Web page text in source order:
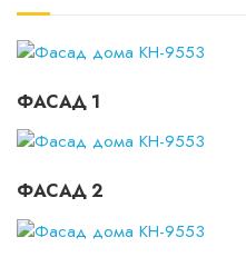
ФАСАД 1
ФАСАД 2